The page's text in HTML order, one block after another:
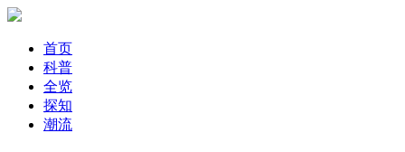
首页
科普
全览
探知
潮流